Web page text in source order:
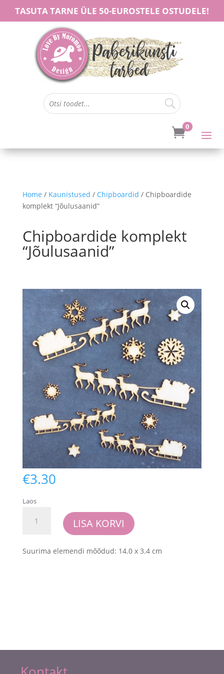
TASUTA TARNE ÜLE 50-EUROSTELE OSTUDELE!
0
Home / Kaunistused / Chipboardid / Chipboardide
komplekt “Jõulusaanid”
Chipboardide komplekt
“Jõulusaanid”
€3.30
Laos
Chipboardide
komplekt
"Jõulusaanid"
kogus
LISA KORVI
Suurima elemendi mõõdud: 14.0 x 3.4 cm